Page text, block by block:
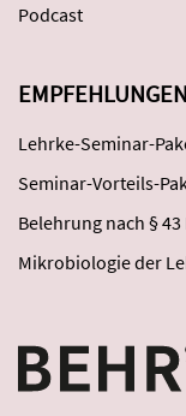
Podcast
EMPFEHLUNGEN
Lehrke-Seminar-
Seminar-Vorteils-
Belehrung nach § 43
Mikrobiologie der